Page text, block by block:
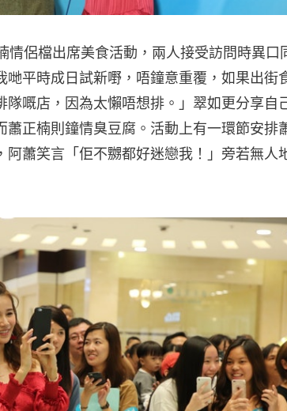
情侶檔出席美食活動，兩人接受訪問時異口
哋平時成日試新嘢，唔鐘意重覆，如果出街
隊嘅店，因為太懶唔想排。」翠如更分享自
蕭正楠則鐘情臭豆腐。活動上有一環節安排
阿蕭笑言「佢不嬲都好迷戀我！」旁若無人